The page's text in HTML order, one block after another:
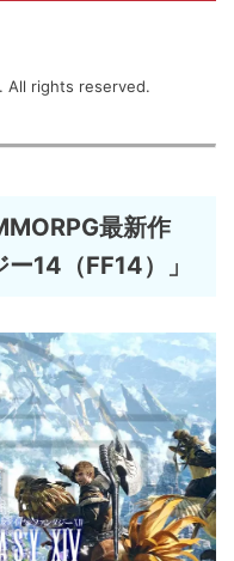
All rights reserved.
最新作
ー14（FF14）」